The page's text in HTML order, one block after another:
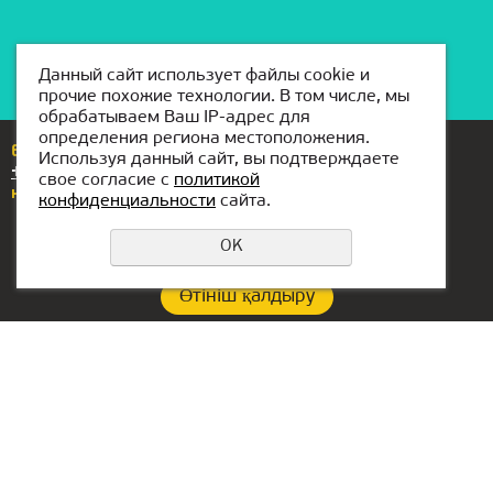
Егер сізде сұрақтар немесе ұсыныстар болса,
+7(776)704-88-88нөміріне қоңырау шалыңыз
немесе бізге жазыңызastana@kiber-one.com
Өтініш қалдыру
Данный сайт использует файлы cookie и
прочие похожие технологии. В том числе, мы
обрабатываем Ваш IP-адрес для
определения региона местоположения.
Используя данный сайт, вы подтверждаете
свое согласие с политикой
конфиденциальности сайта.
OK